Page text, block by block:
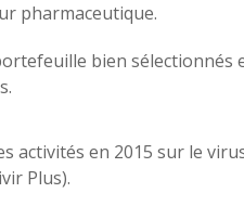
pharmaceutique.
bien sélectionnés
activités en 2015 sur le
Plus).